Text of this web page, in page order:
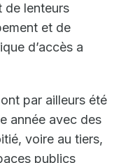
de lenteurs
et de
d’accès a
par ailleurs été
année avec des
voire au tiers,
publics